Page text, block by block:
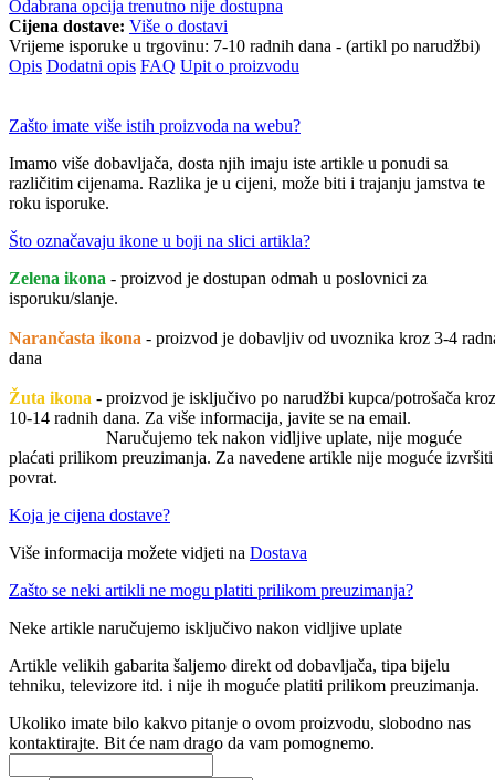
Odabrana opcija trenutno nije dostupna
Cijena dostave: Više o dostavi
Vrijeme isporuke u trgovinu: 7-10 radnih dana - (artikl po narudžbi)
Opis Dodatni opis FAQ Upit o proizvodu
Zašto imate više istih proizvoda na webu?
Imamo više dobavljača, dosta njih imaju iste artikle u ponudi sa
različitim cijenama. Razlika je u cijeni, može biti i trajanju jamstva te
roku isporuke.
Što označavaju ikone u boji na slici artikla?
Zelena ikona - proizvod je dostupan odmah u poslovnici za
isporuku/slanje.
Narančasta ikona - proizvod je dobavljiv od uvoznika kroz 3-4
dana
Žuta ikona - proizvod je isključivo po narudžbi kupca/potrošača kroz
10-14 radnih dana. Za više informacija, javite se na email.
Naručujemo tek nakon vidljive uplate, nije moguće
plaćati prilikom preuzimanja. Za navedene artikle nije moguće izvršiti
povrat.
Koja je cijena dostave?
Više informacija možete vidjeti na Dostava
Zašto se neki artikli ne mogu platiti prilikom preuzimanja?
Neke artikle naručujemo isključivo nakon vidljive uplate
Artikle velikih gabarita šaljemo direkt od dobavljača, tipa bijelu
tehniku, televizore itd. i nije ih moguće platiti prilikom preuzimanja.
Ukoliko imate bilo kakvo pitanje o ovom proizvodu, slobodno nas
kontaktirajte. Bit će nam drago da vam pomognemo.